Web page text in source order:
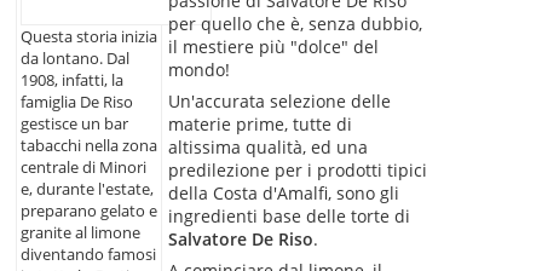
Questa storia inizia
da lontano. Dal
1908, infatti, la
famiglia De Riso
gestisce un bar
tabacchi nella zona
centrale di Minori
e, durante l'estate,
preparano gelato e
granite al limone
diventando famosi
per quello che è, senza dubbio,
il mestiere più "dolce" del
mondo!
Un'accurata selezione delle
materie prime, tutte di
altissima qualità, ed una
predilezione per i prodotti tipici
della Costa d'Amalfi, sono gli
ingredienti base delle torte di
Salvatore De Riso.